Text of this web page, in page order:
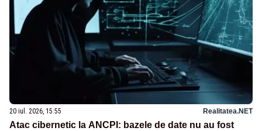
20 iul. 2026, 15:55 Realitatea.NET
Atac cibernetic la ANCPI: bazele de date nu au fost